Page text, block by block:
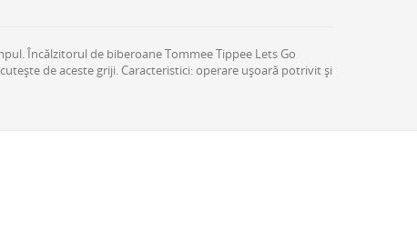
Încălzitorul de biberoane Tommee Tippee Lets Go
de aceste griji. Caracteristici: operare ușoară potrivit și